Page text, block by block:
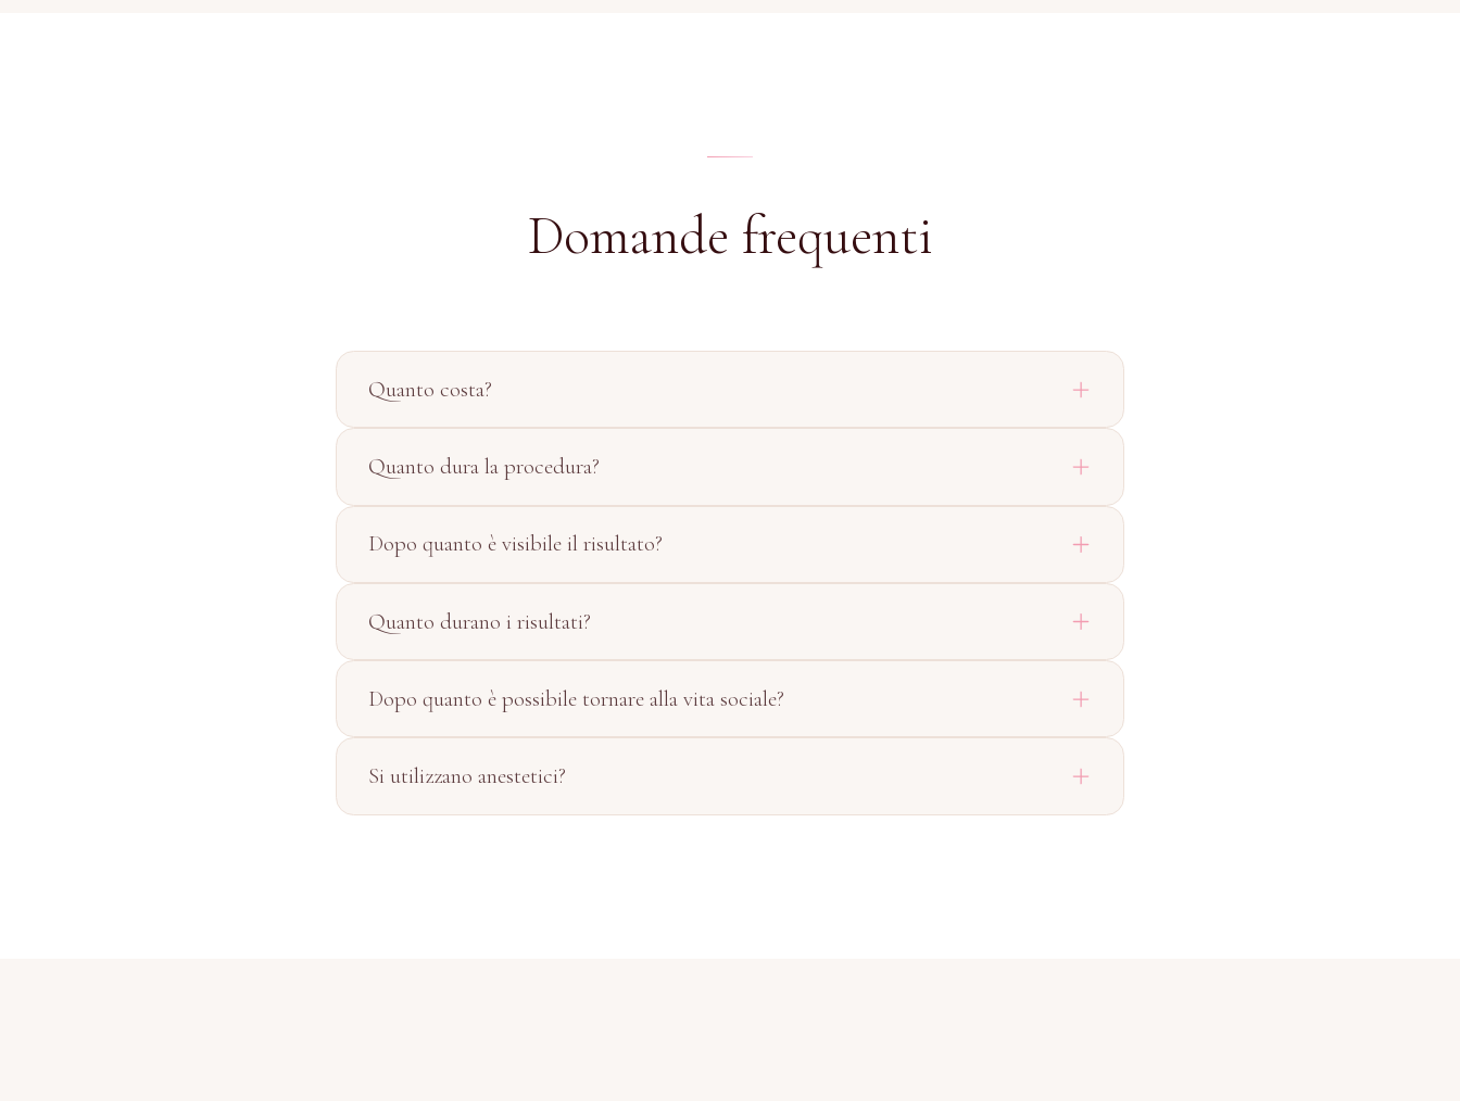
Domande frequenti
Quanto costa?
Quanto dura la procedura?
Dopo quanto è visibile il risultato?
Quanto durano i risultati?
Dopo quanto è possibile tornare alla vita sociale?
Si utilizzano anestetici?